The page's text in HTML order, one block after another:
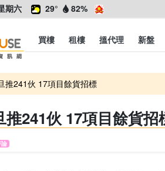
期六 29° 82%
買樓 租樓 搵代理 新盤
推241伙 17項目餘貨招標
推241伙 17項目餘貨招
論